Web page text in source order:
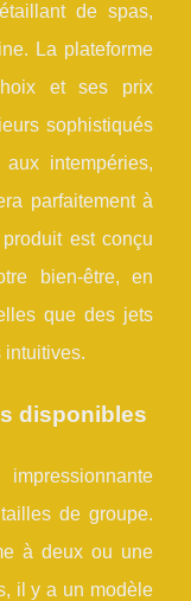
de spas,
La plateforme
et ses prix
sophistiqués
intempéries,
parfaitement à
est conçu
bien-être, en
que des jets
intuitives.
disponibles
de groupe.
à deux ou une
il y a un modèle